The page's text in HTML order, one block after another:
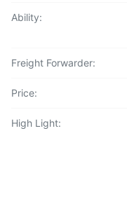
Ability:
Freight Forwarder:
Price:
High Light: